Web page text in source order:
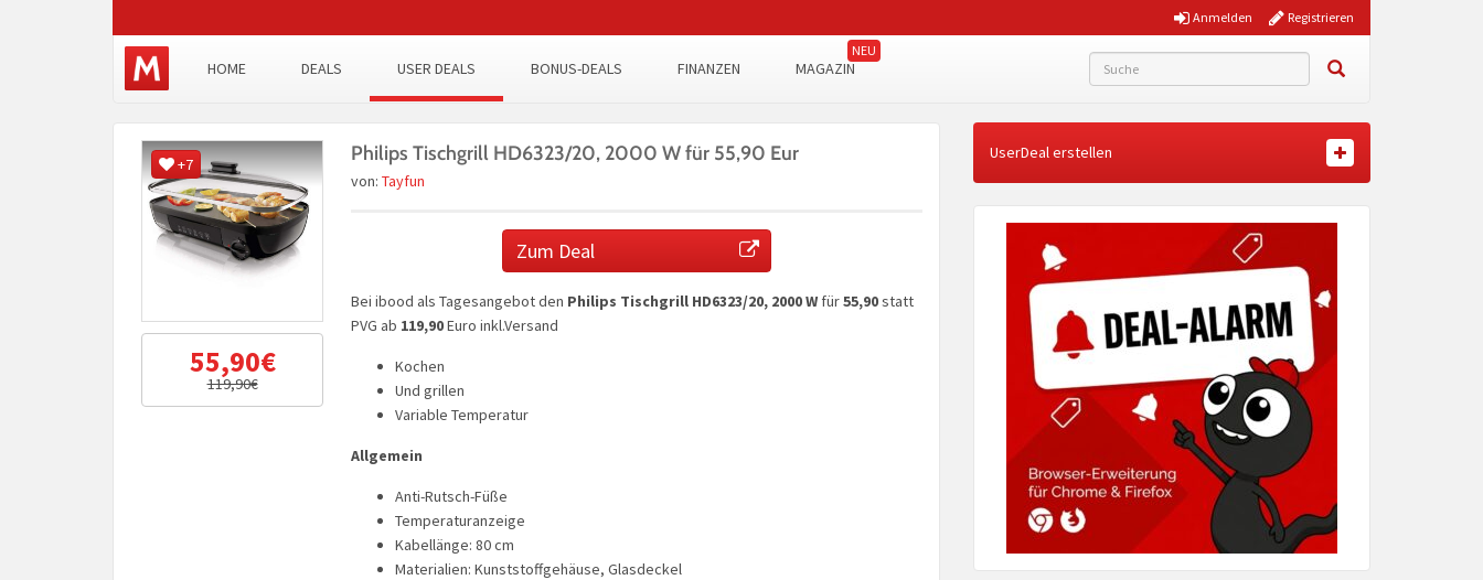
Registrieren
Anmelden
HOME DEALS USER DEALS BONUS-DEALS FINANZEN MAGAZIN
+7
55,90€
119,90€
Philips Tischgrill HD6323/20, 2000 W für 55,90 Eur
von: Tayfun
Zum Deal
Bei ibood als Tagesangebot den Philips Tischgrill HD6323/20, 2000 W für55,90statt
PVG ab 119,90Euro inkl.Versand
Kochen
Und grillen
Variable Temperatur
Allgemein
Anti-Rutsch-Füße
Temperaturanzeige
Kabellänge: 80 cm
Materialien: Kunststoffgehäuse, Glasdeckel
UserDeal erstellen